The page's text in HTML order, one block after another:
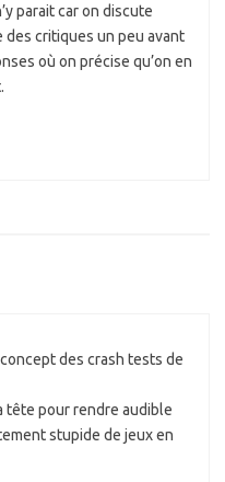
parait car on discute
critiques un peu avant
où on précise qu’on en
des crash tests de
tête pour rendre audible
stupide de jeux en